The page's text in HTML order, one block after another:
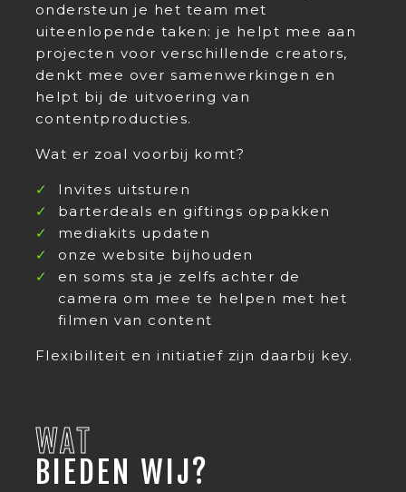
ondersteun je het team met
uiteenlopende taken: je helpt mee aan
projecten voor verschillende creators,
denkt mee over samenwerkingen en
helpt bij de uitvoering van
contentproducties.
Wat er zoal voorbij komt?
Invites uitsturen
barterdeals en giftings oppakken
mediakits updaten
onze website bijhouden
en soms sta je zelfs achter de
camera om mee te helpen met het
filmen van content
Flexibiliteit en initiatief zijn daarbij key.
WAT
BIEDEN WIJ?